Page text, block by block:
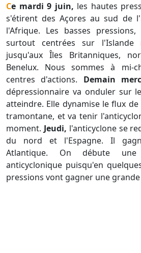
Ce mardi 9 juin, les hautes
s'étirent des Açores au sud de
l'Afrique. Les basses
surtout centrées sur l'Islande
jusqu'aux Îles Britanniques,
Benelux. Nous sommes à mi-
centres d'actions. Demain
dépressionnaire va onduler sur
atteindre. Elle dynamise le flux
tramontane, et va tenir
moment. Jeudi, l'anticyclone se
du nord et l'Espagne. Il
Atlantique. On débute une
anticyclonique puisqu'en
pressions vont gagner une